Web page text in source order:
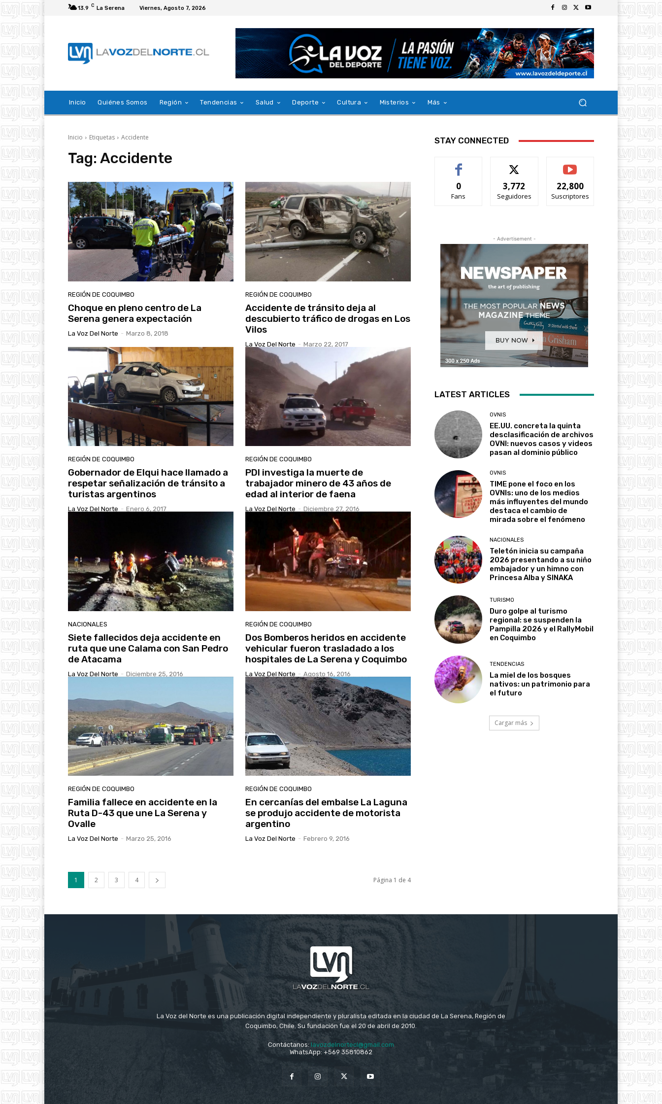
13.9 C La Serena Viernes, Agosto 7, 2026
Inicio Quiénes Somos Región Tendencias Salud Deporte Cultura Misterios Más
Inicio Etiquetas Accidente
Tag: Accidente
REGIÓN DE COQUIMBO
Choque en pleno centro de La
Serena genera expectación
La Voz Del Norte - Marzo 8, 2018
REGIÓN DE COQUIMBO
Accidente de tránsito deja al
descubierto tráfico de drogas en Los
Vilos
La Voz Del Norte - Marzo 22, 2017
REGIÓN DE COQUIMBO
Gobernador de Elqui hace llamado a
respetar señalización de tránsito a
turistas argentinos
La Voz Del Norte - Enero 6, 2017
REGIÓN DE COQUIMBO
PDI investiga la muerte de
trabajador minero de 43 años de
edad al interior de faena
La Voz Del Norte - Diciembre 27, 2016
NACIONALES
Siete fallecidos deja accidente en
ruta que une Calama con San Pedro
de Atacama
La Voz Del Norte - Diciembre 25, 2016
REGIÓN DE COQUIMBO
Dos Bomberos heridos en accidente
vehicular fueron trasladado a los
hospitales de La Serena y Coquimbo
La Voz Del Norte - Agosto 16, 2016
REGIÓN DE COQUIMBO
Familia fallece en accidente en la
Ruta D-43 que une La Serena y
Ovalle
La Voz Del Norte - Marzo 25, 2016
REGIÓN DE COQUIMBO
En cercanías del embalse La Laguna
se produjo accidente de motorista
argentino
La Voz Del Norte - Febrero 9, 2016
1 2 3 4 Página 1 de 4
STAY CONNECTED
0
Fans
3,772
Seguidores
22,800
Suscriptores
- Advertisement -
LATEST ARTICLES
OVNIS
EE.UU. concreta la quinta
desclasificación de archivos
OVNI: nuevos casos y videos
pasan al dominio público
OVNIS
TIME pone el foco en los
OVNIs: uno de los medios
más influyentes del mundo
destaca el cambio de
mirada sobre el fenómeno
NACIONALES
Teletón inicia su campaña
2026 presentando a su niño
embajador y un himno con
Princesa Alba y SINAKA
TURISMO
Duro golpe al turismo
regional: se suspenden la
Pampilla 2026 y el RallyMobil
en Coquimbo
TENDENCIAS
La miel de los bosques
nativos: un patrimonio para
el futuro
Cargar más
La Voz del Norte es una publicación digital independiente y pluralista editada en la ciudad de La Serena, Región de
Coquimbo, Chile. Su fundación fue el 20 de abril de 2010.
Contáctanos: lavozdelnortecl@gmail.com
WhatsApp: +569 35810862